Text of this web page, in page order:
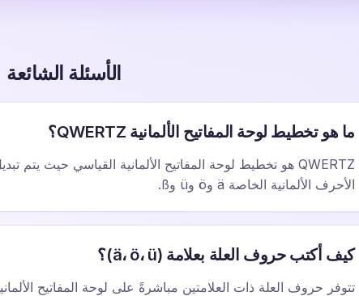
الأسئلة الشائعة
ما هو تخطيط لوحة المفاتيح الألمانية QWERTZ؟
الأحرف الألمانية الخاصة ä وö وü وß.
كيف أكتب حروف العلة بعلامة (ä، ö، ü)؟